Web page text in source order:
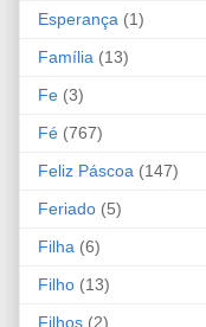
Esperança (1)
Família (13)
Fe (3)
Fé (767)
Feliz Páscoa (147)
Feriado (5)
Filha (6)
Filho (13)
Filhos (2)